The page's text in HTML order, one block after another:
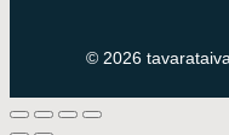
© 2026